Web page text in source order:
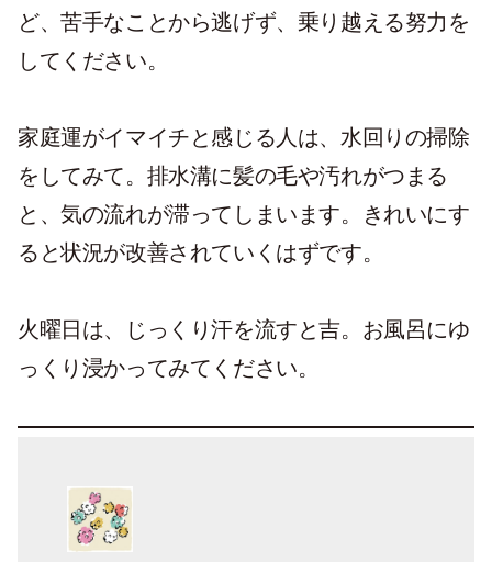
ど、苦手なことから逃げず、乗り越える努力を
してください。
家庭運がイマイチと感じる人は、水回りの掃除
をしてみて。排水溝に髪の毛や汚れがつまる
と、気の流れが滞ってしまいます。きれいにす
ると状況が改善されていくはずです。
火曜日は、じっくり汗を流すと吉。お風呂にゆ
っくり浸かってみてください。